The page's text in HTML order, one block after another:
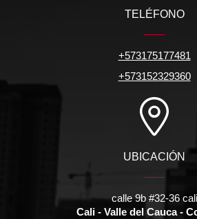
TELÉFONO
+573175177481
+573152329360
UBICACIÓN
calle 9b #32-36 cali
Cali - Valle del Cauca -